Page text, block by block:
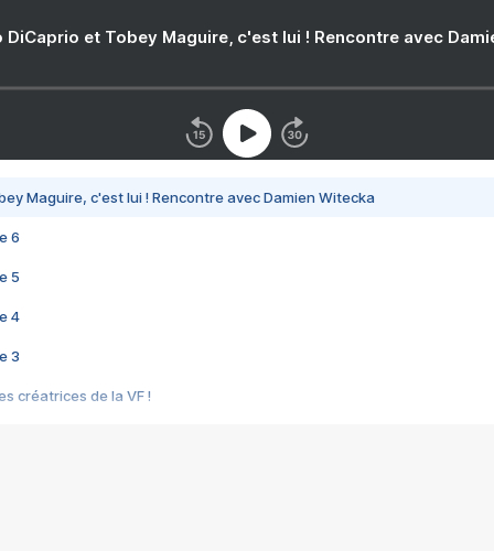
DiCaprio et Tobey Maguire, c'est lui ! Rencontre avec
Maguire, c'est lui ! Rencontre avec Damien Witecka
6
5
4
3
créatrices de la VF !